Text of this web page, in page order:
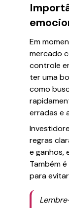
Em
mercado
controle
ter uma
como
erradas e
regras
e ganhos,
Também
para